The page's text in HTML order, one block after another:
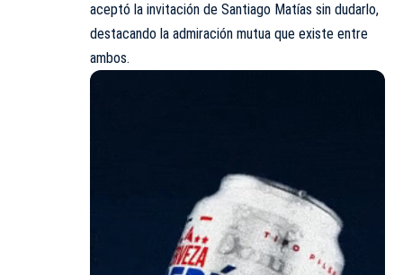
aceptó la invitación de Santiago Matías sin dudarlo,
destacando la admiración mutua que existe entre
ambos.